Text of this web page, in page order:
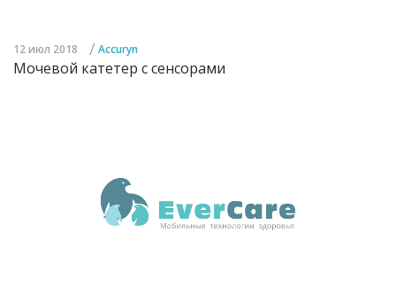
12 июл 2018 / Accuryn
Мочевой катетер с сенсорами